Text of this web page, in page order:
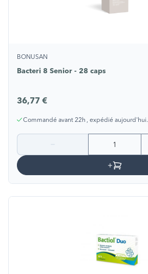
BONUSAN
Bacteri 8 Senior - 28 caps
36,77 €
Commandé avant 22h , expédié aujourd'hui.